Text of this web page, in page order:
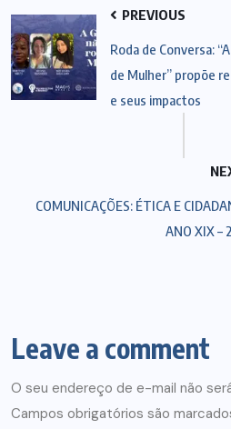
PREVIOUS
Roda de Conversa:
de Mulher” propõe
e seus impactos
COMUNICAÇÕES: ÉTICA E
ANO XIX –
Leave a comment
O seu endereço de e-mail não
Campos obrigatórios são